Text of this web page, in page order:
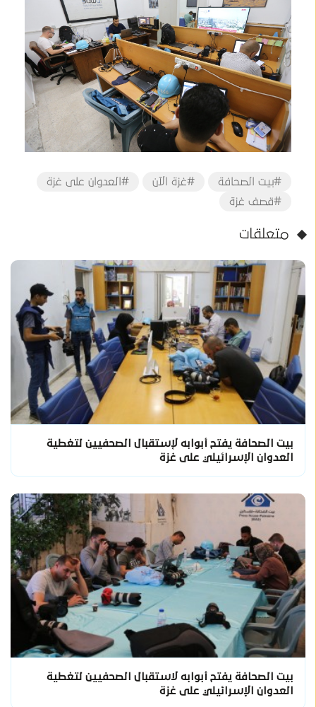
#بيت الصحافة #غزة الآن
#العدوان على غزة
#قصف غزة
متعلقات
بيت الصحافة يفتح أبوابه لإستقبال الصحفيين لتغطية
العدوان الإسرائيلي على غزة
بيت الصحافة يفتح أبوابه لاستقبال الصحفيين لتغطية
العدوان الإسرائيلي على غزة